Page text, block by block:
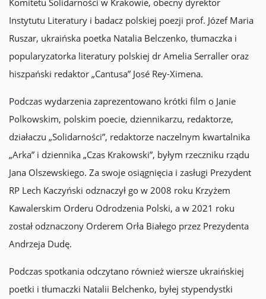
Komitetu Solidarności w Krakowie, obecny dyrektor
Instytutu Literatury i badacz polskiej poezji prof. Józef Maria
Ruszar, ukraińska poetka Natalia Belczenko, tłumaczka i
popularyzatorka literatury polskiej dr Amelia Serraller oraz
hiszpański redaktor „Cantusa” José Rey-Ximena.
Podczas wydarzenia zaprezentowano krótki film o Janie
Polkowskim, polskim poecie, dziennikarzu, redaktorze,
działaczu „Solidarności”, redaktorze naczelnym kwartalnika
„Arka” i dziennika „Czas Krakowski”, byłym rzeczniku rządu
Jana Olszewskiego. Za swoje osiągnięcia i zasługi Prezydent
RP Lech Kaczyński odznaczył go w 2008 roku Krzyżem
Kawalerskim Orderu Odrodzenia Polski, a w 2021 roku
został odznaczony Orderem Orła Białego przez Prezydenta
Andrzeja Dudę.
Podczas spotkania odczytano również wiersze ukraińskiej
poetki i tłumaczki Natalii Belchenko, byłej stypendystki